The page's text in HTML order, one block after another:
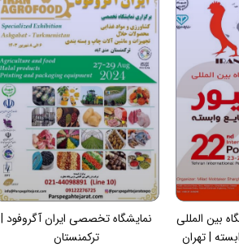
بین المللی
| تهران
نمایشگاه تخصصی ایران آگروفود |
ترکمنستان